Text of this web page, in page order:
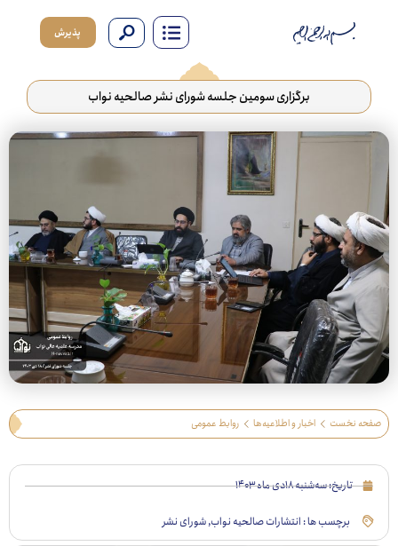
برگزاری سومین جلسه شورای نشر صالحیه نواب
نخست اخبار و اطلاعیه‌ها روابط عمومی
تاریخ:سه‌شنبه ۱۸دی ماه ۱۴۰۳
برچسب ها :انتشارات صالحیه نواب,شورای نشر